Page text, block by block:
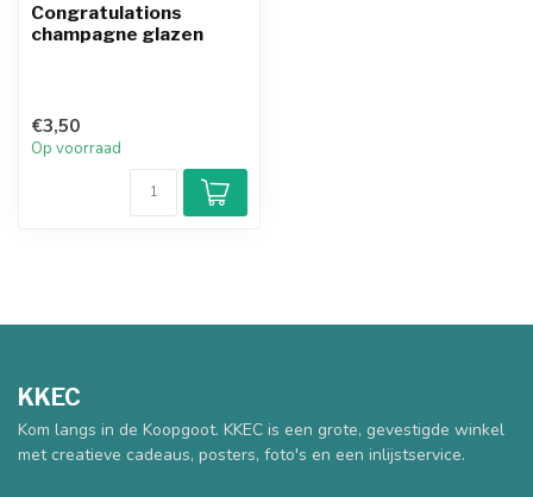
Congratulations
champagne glazen
€3,50
Op voorraad
KKEC
Kom langs in de Koopgoot. KKEC is een grote, gevestigde winkel
met creatieve cadeaus, posters, foto's en een inlijstservice.